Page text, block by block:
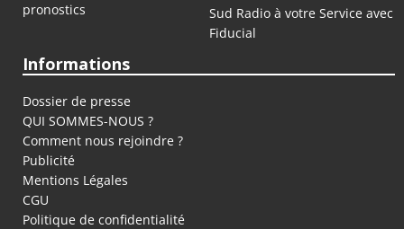
pronostics
Sud Radio à votre Service avec
Fiducial
Informations
Dossier de presse
QUI SOMMES-NOUS ?
Comment nous rejoindre ?
Publicité
Mentions Légales
CGU
Politique de confidentialité